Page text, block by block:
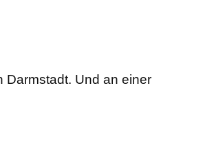
Darmstadt. Und an einer